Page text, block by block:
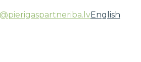
English